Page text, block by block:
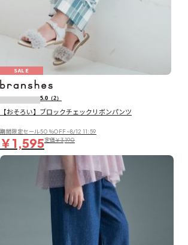
SALE
5.0 （2）
【おそろい】ブロックチェックリボンパンツ
期間限定セール50％OFF~8/12 11:59
￥1,595定価￥3,190